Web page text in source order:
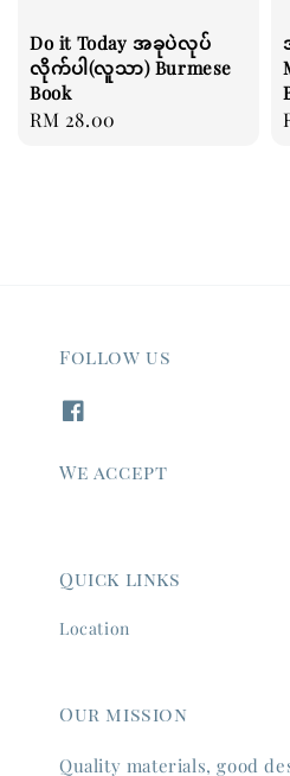
Do it Today အခုပဲလုပ်
လိုက်ပါ(လူသာ) Burmese
Book
Regular
RM 28.00
Follow us
We accept
Quick links
Location
Our mission
Quality materials, good